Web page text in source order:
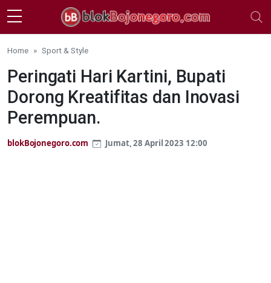
Skip to main content
Home Sport & Style
Peringati Hari Kartini, Bupati
Dorong Kreatifitas dan Inovasi
Perempuan.
blokBojonegoro.com Jumat, 28 April 2023 12:00